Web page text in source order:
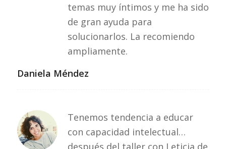
temas muy íntimos y me ha sido
de gran ayuda para
solucionarlos. La recomiendo
ampliamente.
Daniela Méndez
Tenemos tendencia a educar
con capacidad intelectual…